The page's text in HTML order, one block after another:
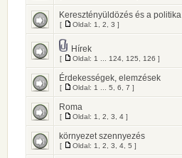
Keresztényüldözés és a politika
[ Oldal: 1 2 3 ]
Hírek
[ Oldal: 1 124 125 126 ]
Érdekességek, elemzések
[ Oldal: 1 5 6 7 ]
Roma
[ Oldal: 1 2 3 4 ]
környezet szennyezés
[ Oldal: 1 2 3 4 5 ]